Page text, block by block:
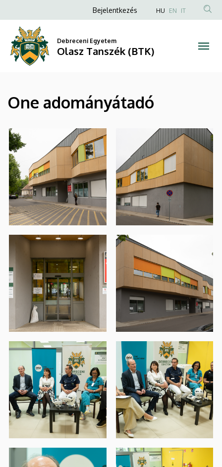
Olasz
Tanszék
(BTK)
a
tartalomra
Anonim
fiók
menüje
Bejelentkezés HU EN IT
Debreceni Egyetem
Olasz Tanszék (BTK)
One adományátadó